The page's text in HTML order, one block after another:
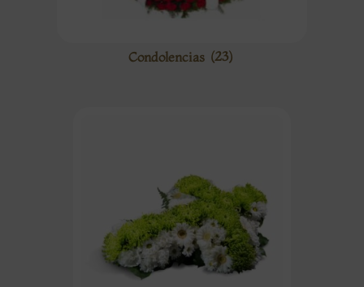
Condolencias (23)